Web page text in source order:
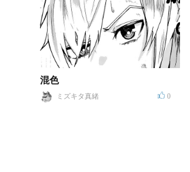
混色
ミズキタ真緒 0